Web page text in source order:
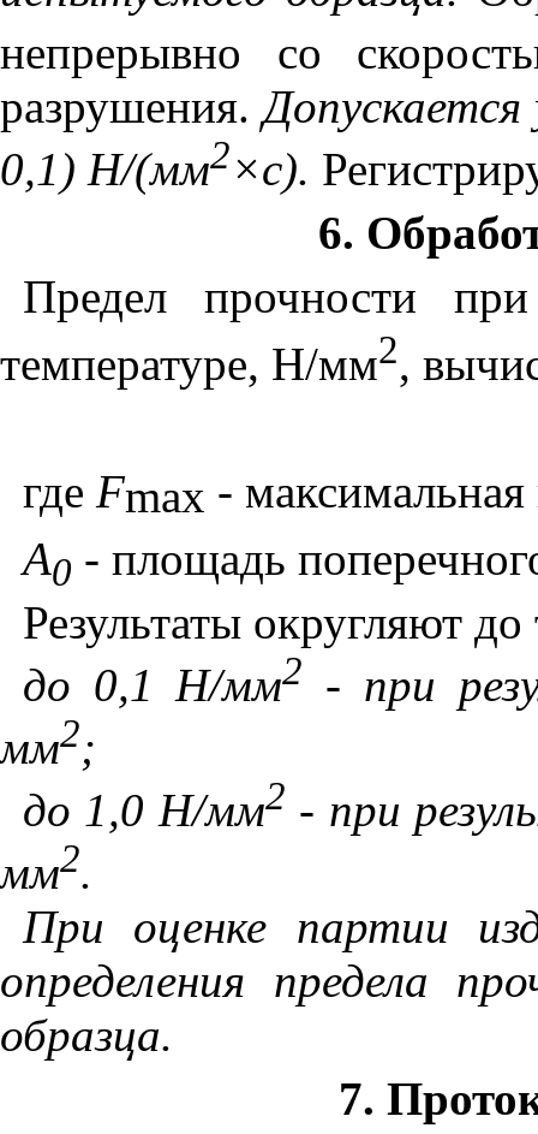
непрерывно со
разрушения.
0,1) Н/(мм2×с).
6.
Предел прочности
температуре, Н/мм2,
где Fmax -
А0 - площадь
Результаты округляют
до 0,1 Н/мм2 - при
мм2;
до 1,0 Н/мм2 - при
мм2.
При оценке партии
определения предела
образца.
7.